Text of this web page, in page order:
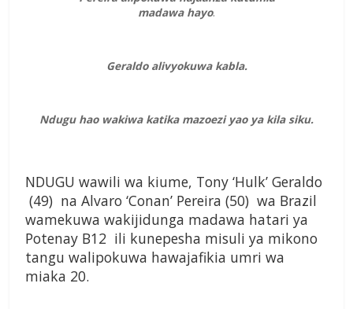
madawa hayo.
Geraldo alivyokuwa kabla.
Ndugu hao wakiwa katika mazoezi yao ya kila siku.
NDUGU wawili wa kiume, Tony ‘Hulk’ Geraldo
(49) na Alvaro ‘Conan’ Pereira (50) wa Brazil
wamekuwa wakijidunga madawa hatari ya
Potenay B12 ili kunepesha misuli ya mikono
tangu walipokuwa hawajafikia umri wa
miaka 20.